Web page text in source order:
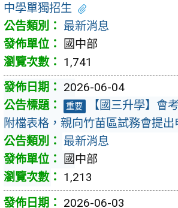
中學單獨招生
最新消息
國中部
1,741
2026-06-04
重要
【國三升學】會
附檔表格，親向竹苗區試務會提出
最新消息
國中部
1,213
2026-06-03